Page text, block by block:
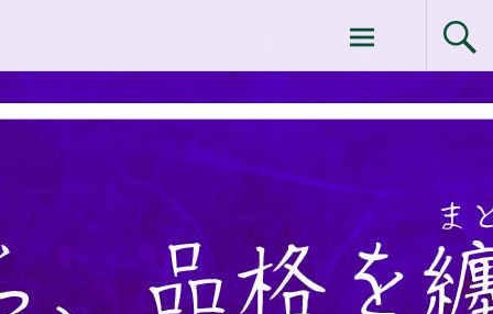
テ
ツ
プ
ドクターイシイのエムディ化粧品 |エム
ディ化粧品 下関サロン